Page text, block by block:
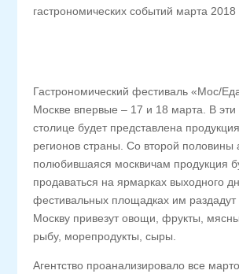
гастрономических событий марта 2018
Гастрономический фестиваль «Мос/
Москве впервые – 17 и 18 марта. В эти
столице будет представлена
регионов страны. Со второй половины
полюбившаяся москвичам продукция
продаваться на ярмарках выходного
фестивальных площадках им раздадут
Москву привезут овощи, фрукты,
рыбу, морепродукты, сыры.
Агентство проанализировало все